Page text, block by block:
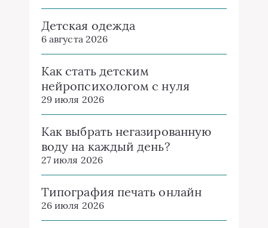
Детская одежда
6 августа 2026
Как стать детским
нейропсихологом с нуля
29 июля 2026
Как выбрать негазированную
воду на каждый день?
27 июля 2026
Типография печать онлайн
26 июля 2026